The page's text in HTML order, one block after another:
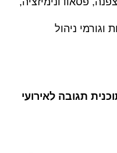
וגורמי ניהול
תגובה לאירועי